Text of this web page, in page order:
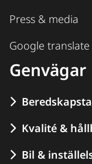
Press & media
Google translate
Genvägar
Kvalité &
Bil &